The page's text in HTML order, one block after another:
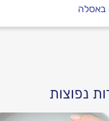
באסלה
נפוצות